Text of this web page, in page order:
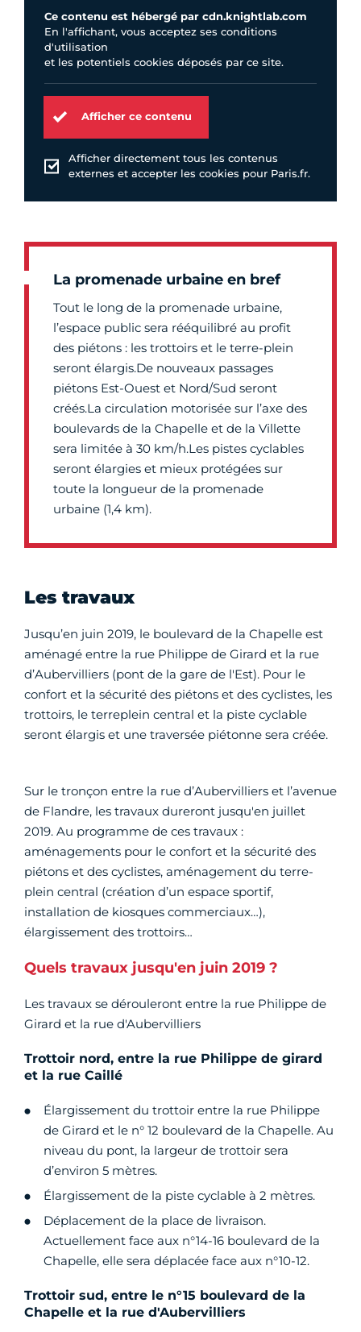
Ce contenu est hébergé par cdn.knightlab.com
En l'affichant, vous acceptez ses conditions
d'utilisation
et les potentiels cookies déposés par ce site.
Afficher ce contenu
Afficher directement tous les contenus
externes et accepter les cookies pour Paris.fr.
La promenade urbaine en bref
Tout le long de la promenade urbaine,
l’espace public sera rééquilibré au profit
des piétons : les trottoirs et le terre-plein
seront élargis.De nouveaux passages
piétons Est-Ouest et Nord/Sud seront
créés.La circulation motorisée sur l’axe des
boulevards de la Chapelle et de la Villette
sera limitée à 30 km/h.Les pistes cyclables
seront élargies et mieux protégées sur
toute la longueur de la promenade
urbaine (1,4 km).
Les travaux
Jusqu’en juin 2019, le boulevard de la Chapelle est
aménagé entre la rue Philippe de Girard et la rue
d’Aubervilliers (pont de la gare de l'Est). Pour le
confort et la sécurité des piétons et des cyclistes, les
trottoirs, le terreplein central et la piste cyclable
seront élargis et une traversée piétonne sera créée.
Sur le tronçon entre la rue d’Aubervilliers et l’avenue
de Flandre, les travaux dureront jusqu'en juillet
2019. Au programme de ces travaux :
aménagements pour le confort et la sécurité des
piétons et des cyclistes, aménagement du terre-
plein central (création d’un espace sportif,
installation de kiosques commerciaux…),
élargissement des trottoirs…
Quels travaux jusqu'en juin 2019 ?
Les travaux se dérouleront entre la rue Philippe de
Girard et la rue d'Aubervilliers
Trottoir nord, entre la rue Philippe de girard
et la rue Caillé
Élargissement du trottoir entre la rue Philippe
de Girard et le n° 12 boulevard de la Chapelle. Au
niveau du pont, la largeur de trottoir sera
d’environ 5 mètres.
Élargissement de la piste cyclable à 2 mètres.
Déplacement de la place de livraison.
Actuellement face aux n°14-16 boulevard de la
Chapelle, elle sera déplacée face aux n°10-12.
Trottoir sud, entre le n°15 boulevard de la
Chapelle et la rue d'Aubervilliers